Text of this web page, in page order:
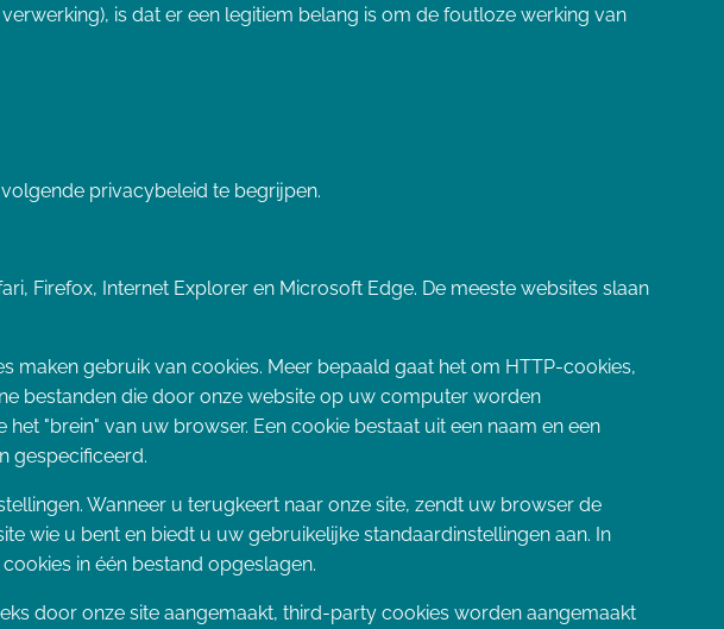
is dat er een legitiem belang is om de foutloze werking van
privacybeleid te begrijpen.
Firefox, Internet Explorer en Microsoft Edge. De meeste websites slaan
maken gebruik van cookies. Meer bepaald gaat het om HTTP-cookies,
bestanden die door onze website op uw computer worden
"brein" van uw browser. Een cookie bestaat uit een naam en een
gespecificeerd.
Wanneer u terugkeert naar onze site, zendt uw browser de
wie u bent en biedt u uw gebruikelijke standaardinstellingen aan. In
in één bestand opgeslagen.
door onze site aangemaakt, third-party cookies worden aangemaakt